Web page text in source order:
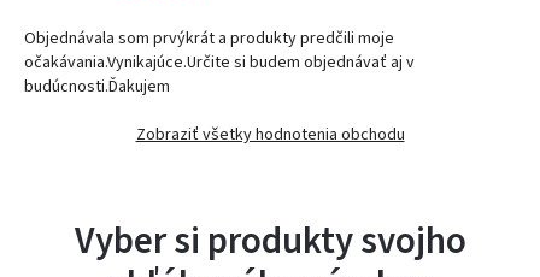
Objednávala som prvýkrát a produkty predčili moje
očakávania.Vynikajúce.Určite si budem objednávať aj v
budúcnosti.Ďakujem
Zobraziť všetky hodnotenia obchodu
Vyber si produkty svojho